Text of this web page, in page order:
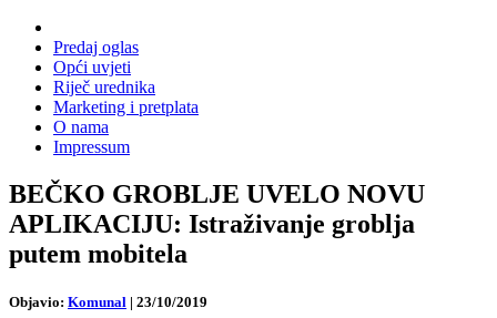
Predaj oglas
Opći uvjeti
Riječ urednika
Marketing i pretplata
O nama
Impressum
BEČKO GROBLJE UVELO NOVU
APLIKACIJU: Istraživanje groblja
putem mobitela
Objavio: Komunal | 23/10/2019